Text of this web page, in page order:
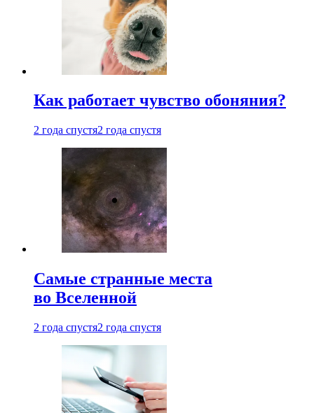
Как работает чувство обоняния?
2 года спустя2 года спустя
Самые странные места
во Вселенной
2 года спустя2 года спустя